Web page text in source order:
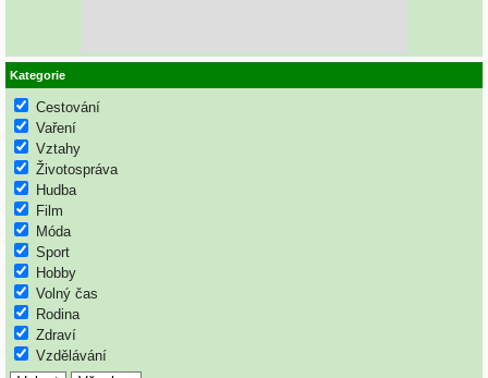
Kategorie
Cestování
Vaření
Vztahy
Životospráva
Hudba
Film
Móda
Sport
Hobby
Volný čas
Rodina
Zdraví
Vzdělávání